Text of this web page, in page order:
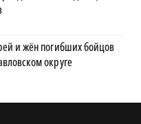
и жён погибших бойцов
округе